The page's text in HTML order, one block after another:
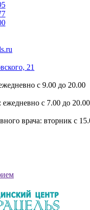
21
с 9.00 до 20.00
с 7.00 до 20.00
врача: вторник с